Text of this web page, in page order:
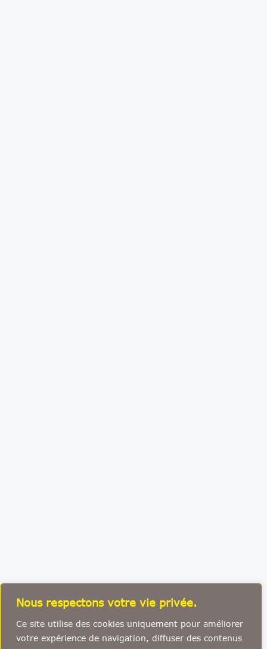
Nous respectons votre vie privée.
Ce site utilise des cookies uniquement pour améliorer
votre expérience de navigation, diffuser des contenus